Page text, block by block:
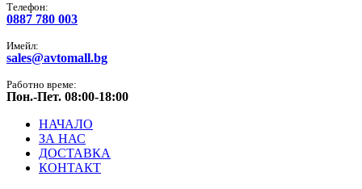
Tелефон:
0887 780 003
Имейл:
sales@avtomall.bg
Работно време:
Пон.-Пет. 08:00-18:00
НАЧАЛО
ЗА НАС
ДОСТАВКА
КОНТАКТ